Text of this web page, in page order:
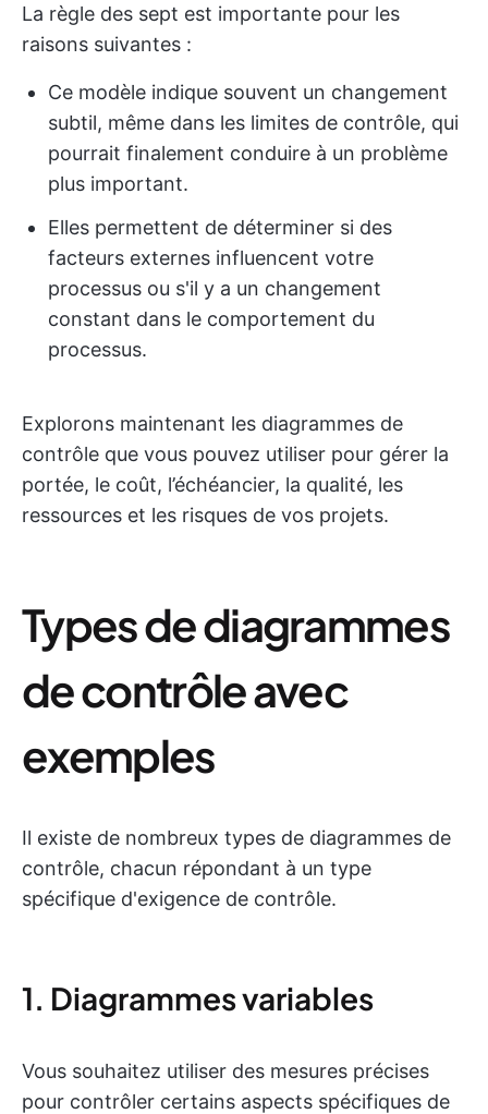
La règle des sept est importante pour les
raisons suivantes :
Ce modèle indique souvent un changement
subtil, même dans les limites de contrôle, qui
pourrait finalement conduire à un problème
plus important.
Elles permettent de déterminer si des
facteurs externes influencent votre
processus ou s'il y a un changement
constant dans le comportement du
processus.
Explorons maintenant les diagrammes de
contrôle que vous pouvez utiliser pour gérer la
portée, le coût, l’échéancier, la qualité, les
ressources et les risques de vos projets.
Types de diagrammes
de contrôle avec
exemples
Il existe de nombreux types de diagrammes de
contrôle, chacun répondant à un type
spécifique d'exigence de contrôle.
1. Diagrammes variables
Vous souhaitez utiliser des mesures précises
pour contrôler certains aspects spécifiques de